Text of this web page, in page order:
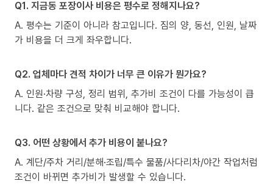
Q1. 지금동 포장이사 비용은 평수로 정해지나요?
A. 평수는 기준이 아니라 참고입니다. 짐의 양, 동선, 인원, 날짜
가 비용을 더 크게 좌우합니다.
Q2. 업체마다 견적 차이가 너무 큰 이유가 뭔가요?
A. 인원·차량 구성, 정리 범위, 추가비 조건이 다를 가능성이 큽
니다. 같은 조건으로 맞춰 비교해야 합니다.
Q3. 어떤 상황에서 추가 비용이 붙나요?
A. 계단/주차 거리/분해·조립/특수 물품/사다리차/야간 작업처럼
조건이 바뀌면 추가비가 발생할 수 있습니다.